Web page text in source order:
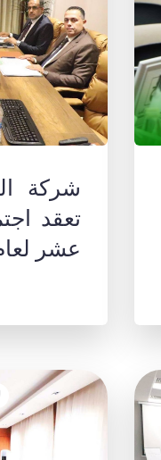
شركة
تعقد
عشر لعام